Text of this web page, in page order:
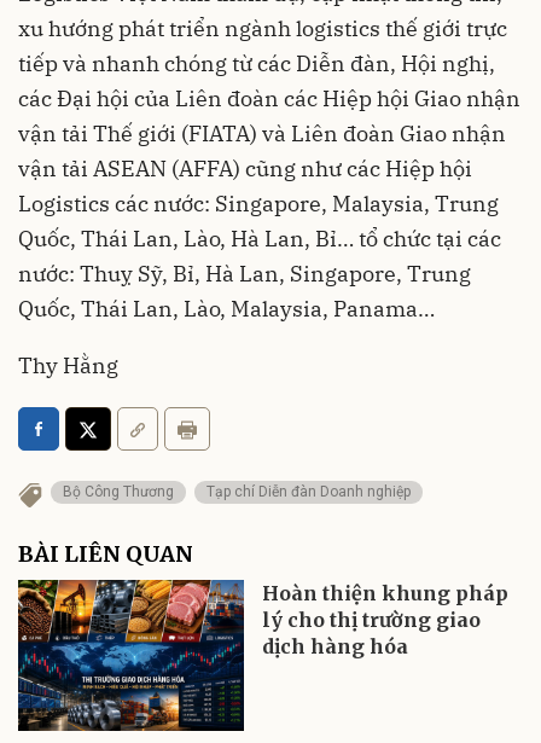
xu hướng phát triển ngành logistics thế giới trực
tiếp và nhanh chóng từ các Diễn đàn, Hội nghị,
các Đại hội của Liên đoàn các Hiệp hội Giao nhận
vận tải Thế giới (FIATA) và Liên đoàn Giao nhận
vận tải ASEAN (AFFA) cũng như các Hiệp hội
Logistics các nước: Singapore, Malaysia, Trung
Quốc, Thái Lan, Lào, Hà Lan, Bỉ… tổ chức tại các
nước: Thuỵ Sỹ, Bỉ, Hà Lan, Singapore, Trung
Quốc, Thái Lan, Lào, Malaysia, Panama…
Thy Hằng
Bộ Công Thương Tạp chí Diễn đàn Doanh nghiệp
BÀI LIÊN QUAN
Hoàn thiện khung pháp
lý cho thị trường giao
dịch hàng hóa